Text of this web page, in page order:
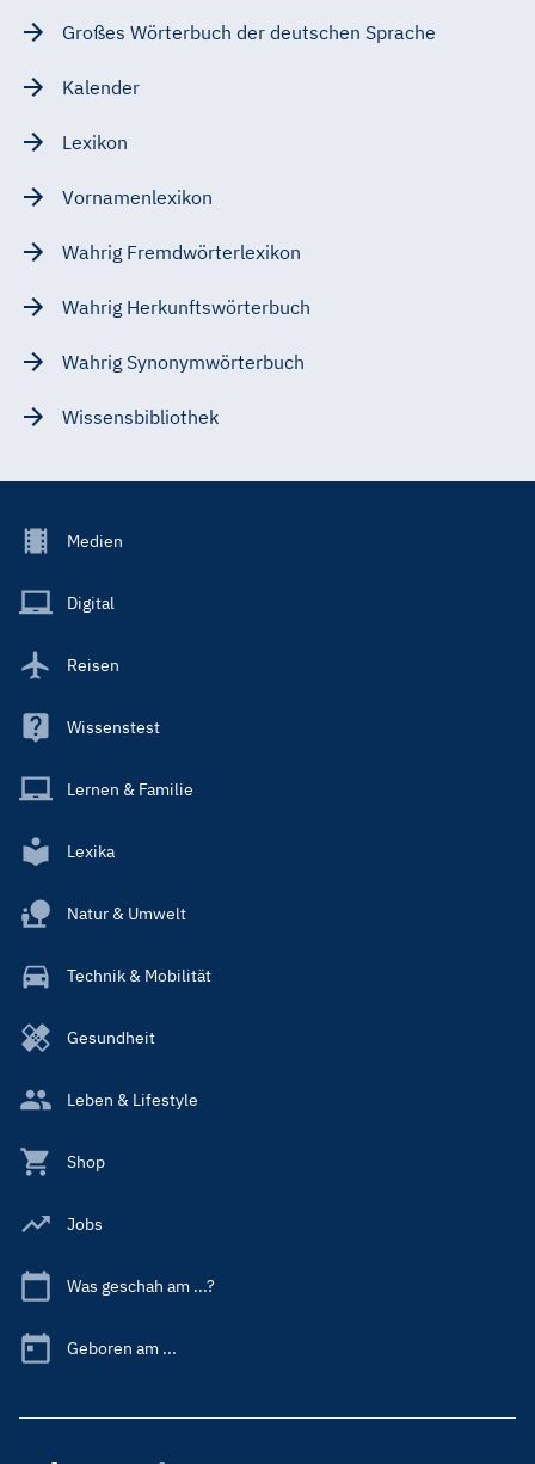
Großes Wörterbuch der deutschen Sprache
Kalender
Lexikon
Vornamenlexikon
Wahrig Fremdwörterlexikon
Wahrig Herkunftswörterbuch
Wahrig Synonymwörterbuch
Wissensbibliothek
Footer
Main
Medien
Digital
Reisen
Wissenstest
Lernen & Familie
Lexika
Natur & Umwelt
Technik & Mobilität
Gesundheit
Leben & Lifestyle
Shop
Jobs
Was geschah am ...?
Geboren am ...